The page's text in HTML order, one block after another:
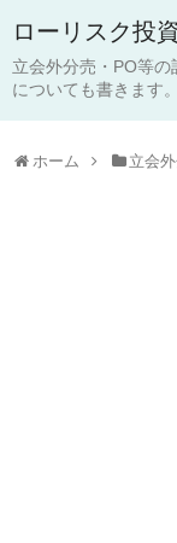
ローリスク投
立会外分売・PO等
についても書きます。
ホーム 立会